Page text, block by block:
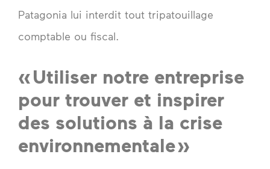
Patagonia lui interdit tout tripatouillage
comptable ou fiscal.
« Utiliser notre entreprise
pour trouver et inspirer
des solutions à la crise
environnementale »